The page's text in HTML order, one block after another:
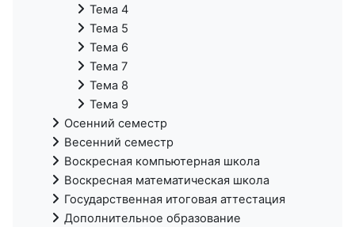
Тема 4
Тема 5
Тема 6
Тема 7
Тема 8
Тема 9
Осенний семестр
Весенний семестр
Воскресная компьютерная школа
Воскресная математическая школа
Государственная итоговая аттестация
Дополнительное образование